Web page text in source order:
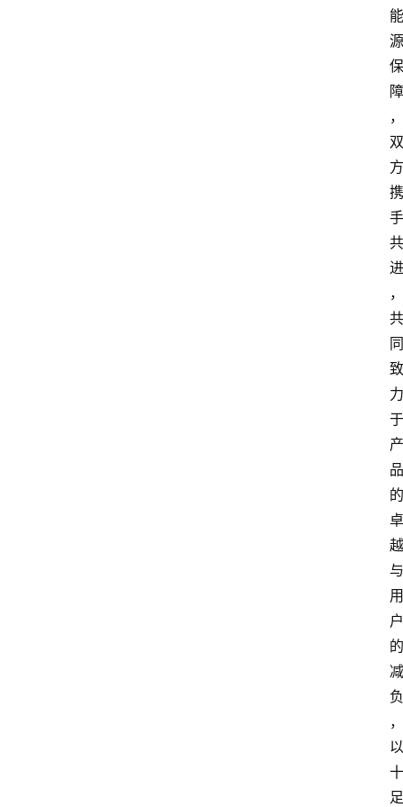
能
源
保
障
，
双
方
携
手
共
进
，
共
同
致
力
于
产
品
的
卓
越
与
用
户
的
减
负
，
以
十
足